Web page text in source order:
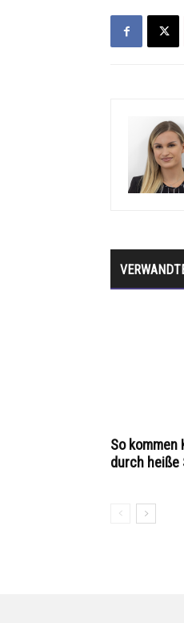
So kommen
durch heiße